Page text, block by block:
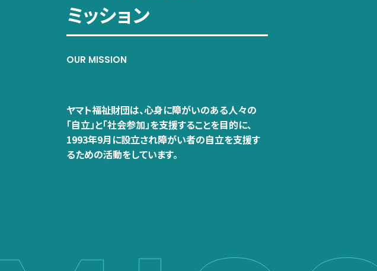
ミッション
OUR MISSION
ヤマト福祉財団は、心身に障がいのある人々の
「自立」と「社会参加」を支援することを目的に、
1993年9月に設立され障がい者の自立を支援す
るための活動をしています。